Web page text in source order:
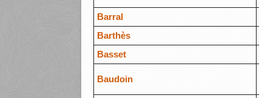
Barral
Barthès
Basset
Baudoin